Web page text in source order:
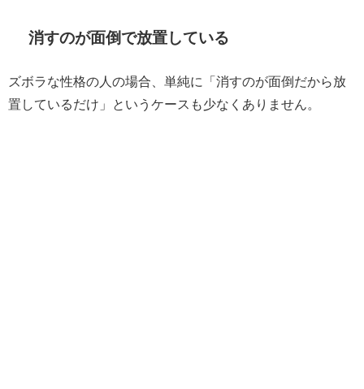
消すのが面倒で放置している
ズボラな性格の人の場合、単純に「消すのが面倒だから放
置しているだけ」というケースも少なくありません。